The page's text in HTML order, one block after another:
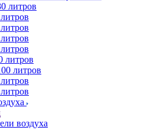
литров
литров
литров
воздуха